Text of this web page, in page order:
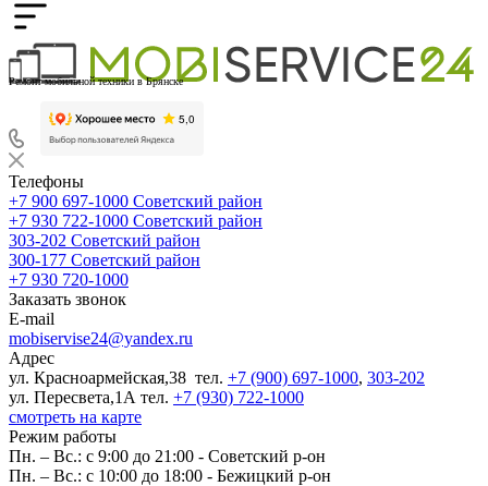
Ремонт мобильной техники в Брянске
Телефоны
+7 900 697-1000 Советский район
+7 930 722-1000 Советский район
303-202 Советский район
300-177 Советский район
+7 930 720-1000
Заказать звонок
E-mail
mobiservise24@yandex.ru
Адрес
ул. Красноармейская,38 тел. +7 (900) 697-1000, 303-202
ул. Пересвета,1А тел. +7 (930) 722-1000
смотреть на карте
Режим работы
Пн. – Вс.: с 9:00 до 21:00 - Советский р-он
Пн. – Вс.: с 10:00 до 18:00 - Бежицкий р-он